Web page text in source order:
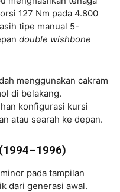
127 Nm pada 4.800
tipe manual 5-
double wishbone
menggunakan cakram
di belakang.
konfigurasi kursi
atau searah ke depan.
pada tampilan
dari generasi awal.